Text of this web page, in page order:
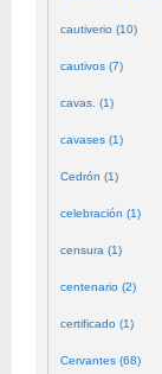
cautiverio (10)
cautivos (7)
cavas. (1)
cavases (1)
Cedrón (1)
celebración (1)
censura (1)
centenario (2)
certificado (1)
Cervantes (68)